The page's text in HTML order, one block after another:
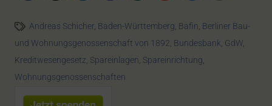
Andreas Schicher, Baden-Württemberg, Bafin, Berliner Bau-
und Wohnungsgenossenschaft von 1892, Bundesbank, GdW,
Kreditwesengesetz, Spareinlagen, Spareinrichtung,
Wohnungsgenossenschaften